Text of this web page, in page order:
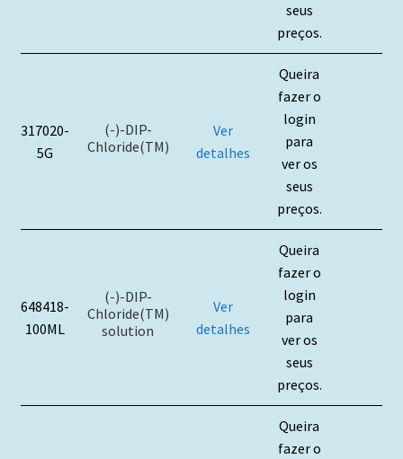
seus
preços.
317020-
5G
(-)-DIP-
Chloride(TM)
Ver
detalhes
Queira
fazer o
login
para
ver os
seus
preços.
648418-
100ML
(-)-DIP-
Chloride(TM)
solution
Ver
detalhes
Queira
fazer o
login
para
ver os
seus
preços.
Queira
fazer o